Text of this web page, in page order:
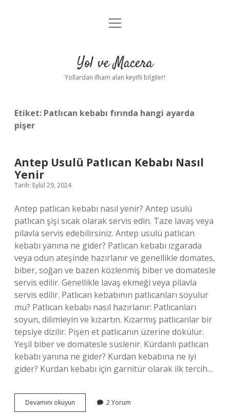
Anasayfa
Yasal Uyarı
menüyü
Yol ve Macera
Yollardan ilham alan keyifli bilgiler!
Etiket: Patlıcan kebabı fırında hangi ayarda
pişer
Antep Usulü Patlıcan Kebabı Nasıl
Yenir
Tarih: Eylül 29, 2024
Antep patlıcan kebabı nasıl yenir? Antep usulü
patlıcan şişi sıcak olarak servis edin. Taze lavaş veya
pilavla servis edebilirsiniz. Antep usulü patlıcan
kebabı yanına ne gider? Patlıcan kebabı ızgarada
veya odun ateşinde hazırlanır ve genellikle domates,
biber, soğan ve bazen közlenmiş biber ve domatesle
servis edilir. Genellikle lavaş ekmeği veya pilavla
servis edilir. Patlıcan kebabının patlıcanları soyulur
mu? Patlıcan kebabı nasıl hazırlanır: Patlıcanları
soyun, dilimleyin ve kızartın. Kızarmış patlıcanlar bir
tepsiye dizilir. Pişen et patlıcanın üzerine dökülür.
Yeşil biber ve domatesle süslenir. Kürdanlı patlıcan
kebabı yanına ne gider? Kurdan kebabına ne iyi
gider? Kurdan kebabı için garnitür olarak ilk tercih…
Devamını okuyun
Usulü
2 Yorum